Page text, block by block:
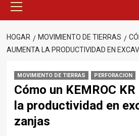
principal
HOGAR MOVIMIENTO DE TIERRAS
AUMENTA LA PRODUCTIVIDAD EN
MOVIMIENTO DE TIERRAS PERFORACION
Cómo un KEMROC
la productividad en
zanjas